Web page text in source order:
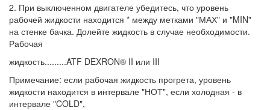
2. При выключенном двигателе убедитесь, что уровень
рабочей жидкости находится * между метками "МАХ" и "MIN"
на стенке бачка. Долейте жидкость в случае необходимости.
Рабочая
жидкость.........ATF DEXRON® II или III
Примечание: если рабочая жидкость прогрета, уровень
жидкости находится в интервале "НОТ", если холодная - в
интервале "COLD",